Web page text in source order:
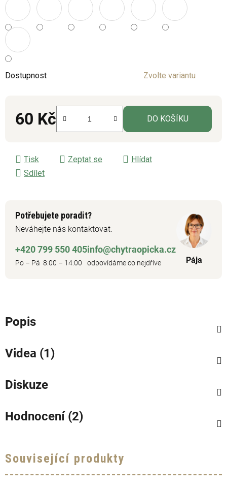
Dostupnost Zvolte variantu
60 Kč
Měrná cena:
DO KOŠÍKU
Tisk Zeptat se
Hlídat
Sdílet
Potřebujete poradit?
Neváhejte nás kontaktovat.
+420 799 550 405
Po – Pá 8:00 – 14:00
info@chytraopicka.cz
odpovídáme co nejdříve Pája
Popis
Videa (1)
Diskuze
Hodnocení (2)
Související produkty